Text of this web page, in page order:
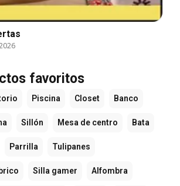
favoritos
Piscina Closet Banco
Sillón Mesa de centro Bata
Parrilla Tulipanes
Silla gamer Alfombra